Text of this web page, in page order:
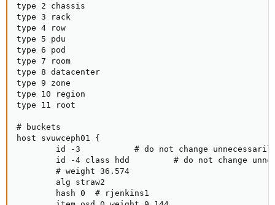
type 2 chassis
type 3 rack
type 4 row
type 5 pdu
type 6 pod
type 7 room
type 8 datacenter
type 9 zone
type 10 region
type 11 root
# buckets
host svuwceph01 {
id -3           # do not change
id -4 class hdd         # do not change
        # weight 36.574
        alg straw2
        hash 0  # rjenkins1